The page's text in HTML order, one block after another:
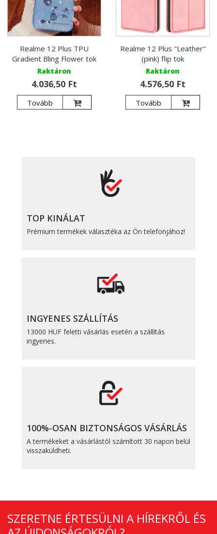
Realme 12 Plus TPU
Gradient Bling Flower tok
Raktáron
4.036,50 Ft
Tovább
Realme 12 Plus "Leather"
(pink) flip tok
Raktáron
4.576,50 Ft
Tovább
TOP KINÁLAT
Prémium termékek választéka az Ön telefonjához!
INGYENES SZÁLLÍTÁS
13000 HUF feletti vásárlás esetén a szállítás
ingyenes.
100%-OSAN BIZTONSÁGOS VÁSÁRLÁS
A termékeket a vásárlástól számított 30 napon belül
visszaküldheti.
SZERETNE ÉRTESÜLNI A HÍREKRŐL ÉS